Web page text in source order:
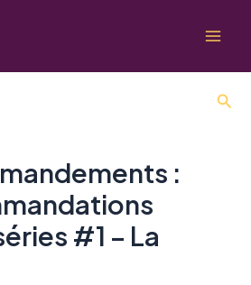
:
#1 – La